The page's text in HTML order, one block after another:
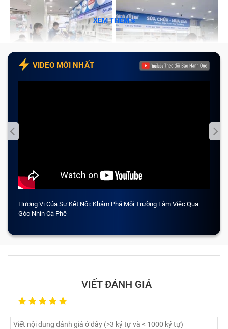
XEM THÊM
VIDEO MỚI NHẤT
Hương Vị Của Sự Kết Nối: Khám Phá Môi Trường Làm Việc Qua
Góc Nhìn Cà Phê
VIẾT ĐÁNH GIÁ